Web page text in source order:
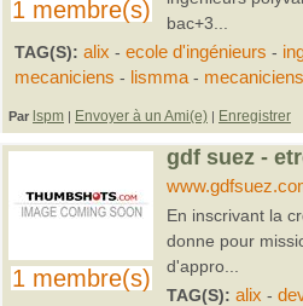
1 membre(s)
bac+3...
TAG(S): alix - ecole d'ingénieurs -
mecaniciens - lismma - mecaniciens
Par lspm | Envoyer à un Ami(e) | Enregistrer
1 membre(s)
gdf suez -
En inscrivant la
donne pour
d'appro...
TAG(S): alix -